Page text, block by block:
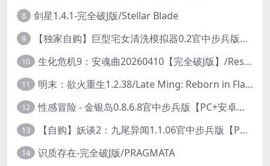
8 剑星1.4.1-完全破J版/Stellar Blade
9 【独家自购】巨型宅女清洗模拟器0.2官中步兵版【PC+安卓模拟器+3D互动SLG/开放世界/2026.6.6日新作】/巨人老婆清洗模拟器/Giant Waifu Wash Simulator【3G】
10 生化危机9：安魂曲20260410【完全破J版】/Resident Evil Requiem 9
11 明末：欲火重生1.2.38/Late Ming: Reborn in Flames
12 性感冒险 - 金银岛0.8.6.8官中步兵版【PC+安卓模拟器+3D生存冒险/开放世界/精品沙盒/扶她】/ Sensual Adventures - Treasure Island【9.3G】
13 【自购】妖谈2：九尾异闻1.1.06官中步兵版【PC+安卓模拟器+植物大战僵尸H版+塔防SLG】/Yokai Art 2- Tales of the Nine-Tails【4.13G】
14 识质存在-完全破J版/PRAGMATA